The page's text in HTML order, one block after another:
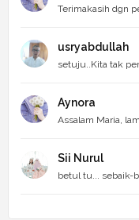
Terimakasih dgn
usryabdullah
setuju..Kita tak
Aynora
Assalam Maria,
Sii Nurul
betul tu... sebaik-